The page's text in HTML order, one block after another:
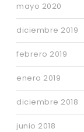
mayo 2020
diciembre 2019
febrero 2019
enero 2019
diciembre 2018
junio 2018